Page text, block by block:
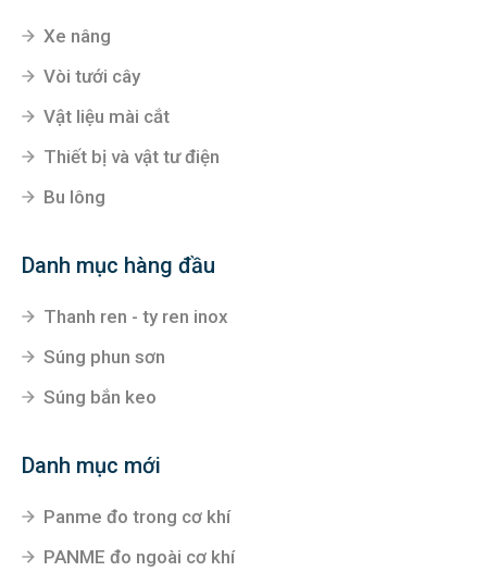
Xe nâng
Vòi tưới cây
Vật liệu mài cắt
Thiết bị và vật tư điện
Bu lông
Danh mục hàng đầu
Thanh ren - ty ren inox
Súng phun sơn
Súng bắn keo
Danh mục mới
Panme đo trong cơ khí
PANME đo ngoài cơ khí